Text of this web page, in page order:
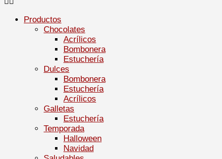
Productos
Chocolates
Acrílicos
Bombonera
Estuchería
Dulces
Bombonera
Estuchería
Acrílicos
Galletas
Estuchería
Temporada
Halloween
Navidad